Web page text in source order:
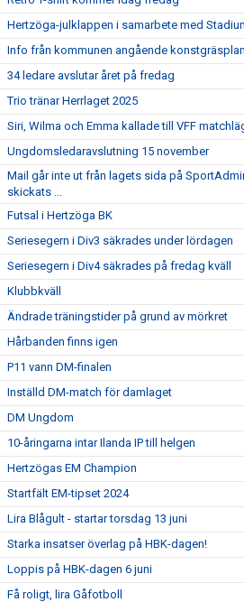
Hertzöga-julklappen i samarbete med
Info från kommunen angående
34 ledare avslutar året på fredag
Trio tränar Herrlaget 2025
Siri, Wilma och Emma kallade till VFF
Ungdomsledaravslutning 15 november
Mail går inte ut från lagets sida på
skickats ...
Futsal i Hertzöga BK
Seriesegern i Div3 säkrades under lördagen
Seriesegern i Div4 säkrades på fredag kväll
Klubbkväll
Ändrade träningstider på grund av mörkret
Hårbanden finns igen
P11 vann DM-finalen
Inställd DM-match för damlaget
DM Ungdom
10-åringarna intar Ilanda IP till helgen
Hertzögas EM Champion
Startfält EM-tipset 2024
Lira Blågult - startar torsdag 13 juni
Starka insatser överlag på HBK-dagen!
Loppis på HBK-dagen 6 juni
Få roligt, lira Gåfotboll